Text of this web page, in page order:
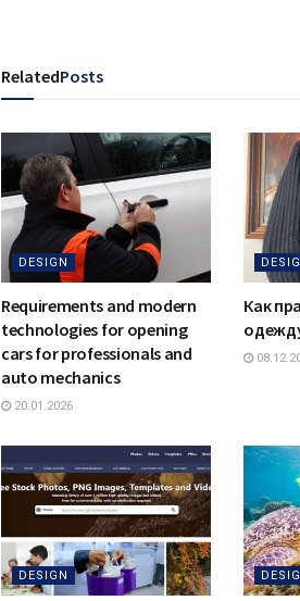
RelatedPosts
DESIGN
Requirements and modern
technologies for opening
cars for professionals and
auto mechanics
20.01.2026
Как
DESIGN